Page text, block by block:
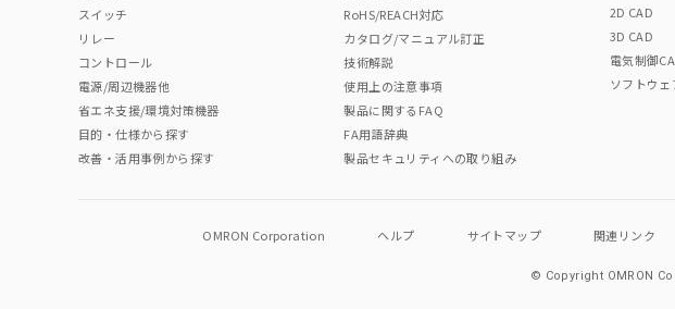
"対応済み"や非含有の記載がされた商品であっても、流通在庫等で未対応品が混在す
非含有品が必要な際は、弊社営業部門もしくは販売店へお問い合わせください。
スイッチ
リレー
コントロール
電源/周辺機器他
省エネ支援/環境対策機器
目的・仕様から探す
改善・活用事例から探す
RoHS/REACH対応
カタログ/マニュアル訂正
技術解説
使用上の注意事項
製品に関するFAQ
FA用語辞典
製品セキュリティへの取り組み
2D CAD
3D CAD
電気制御
ソフトウェ
OMRON Corporation ヘルプ サイトマップ 関連リンク
© Copyright OMRON